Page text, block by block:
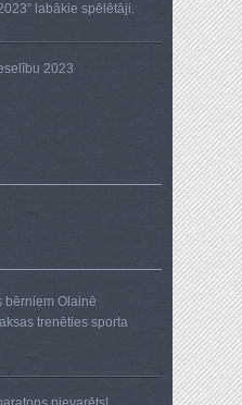
labākie spēlētāji.
2023
bērniem Olainē
trenēties sporta